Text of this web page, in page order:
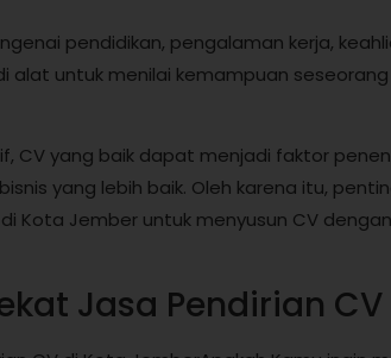
pendidikan, pengalaman kerja,
alat untuk menilai kemampuan
CV yang baik dapat menjadi faktor
yang lebih baik. Oleh karena itu,
Kota Jember untuk menyusun CV
Jasa Pendirian